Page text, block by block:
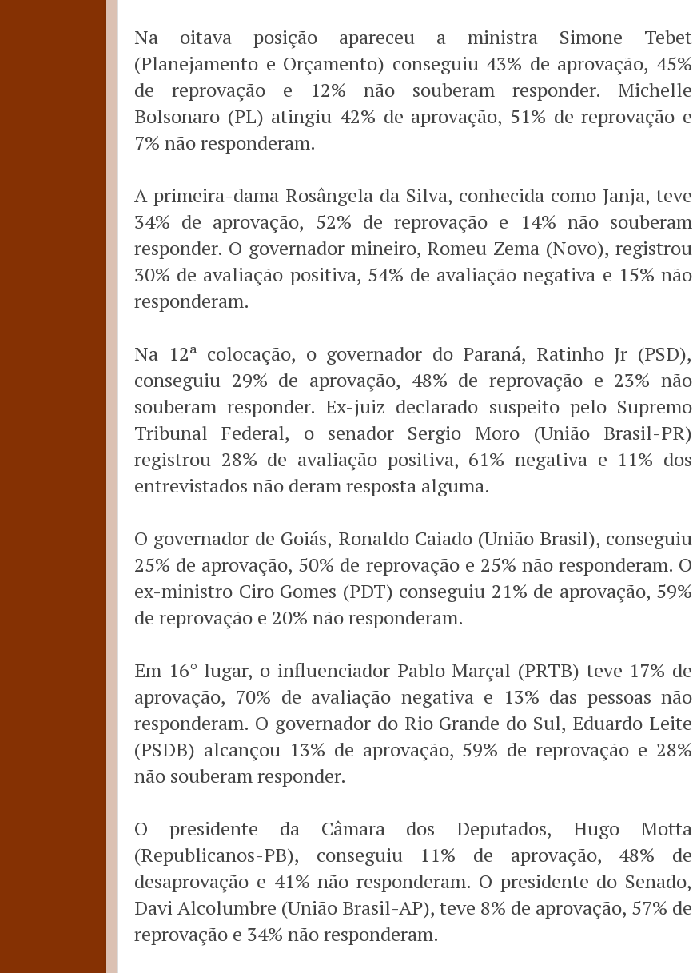
Na oitava posição apareceu a ministra Simone Tebet
(Planejamento e Orçamento) conseguiu 43% de aprovação, 45%
de reprovação e 12% não souberam responder. Michelle
Bolsonaro (PL) atingiu 42% de aprovação, 51% de reprovação e
7% não responderam.
A primeira-dama Rosângela da Silva, conhecida como Janja, teve
34% de aprovação, 52% de reprovação e 14% não souberam
responder. O governador mineiro, Romeu Zema (Novo), registrou
30% de avaliação positiva, 54% de avaliação negativa e 15% não
responderam.
Na 12ª colocação, o governador do Paraná, Ratinho Jr (PSD),
conseguiu 29% de aprovação, 48% de reprovação e 23% não
souberam responder. Ex-juiz declarado suspeito pelo Supremo
Tribunal Federal, o senador Sergio Moro (União Brasil-PR)
registrou 28% de avaliação positiva, 61% negativa e 11% dos
entrevistados não deram resposta alguma.
O governador de Goiás, Ronaldo Caiado (União Brasil), conseguiu
25% de aprovação, 50% de reprovação e 25% não responderam. O
ex-ministro Ciro Gomes (PDT) conseguiu 21% de aprovação, 59%
de reprovação e 20% não responderam.
Em 16° lugar, o influenciador Pablo Marçal (PRTB) teve 17% de
aprovação, 70% de avaliação negativa e 13% das pessoas não
responderam. O governador do Rio Grande do Sul, Eduardo Leite
(PSDB) alcançou 13% de aprovação, 59% de reprovação e 28%
não souberam responder.
O presidente da Câmara dos Deputados, Hugo Motta
(Republicanos-PB), conseguiu 11% de aprovação, 48% de
desaprovação e 41% não responderam. O presidente do Senado,
Davi Alcolumbre (União Brasil-AP), teve 8% de aprovação, 57% de
reprovação e 34% não responderam.